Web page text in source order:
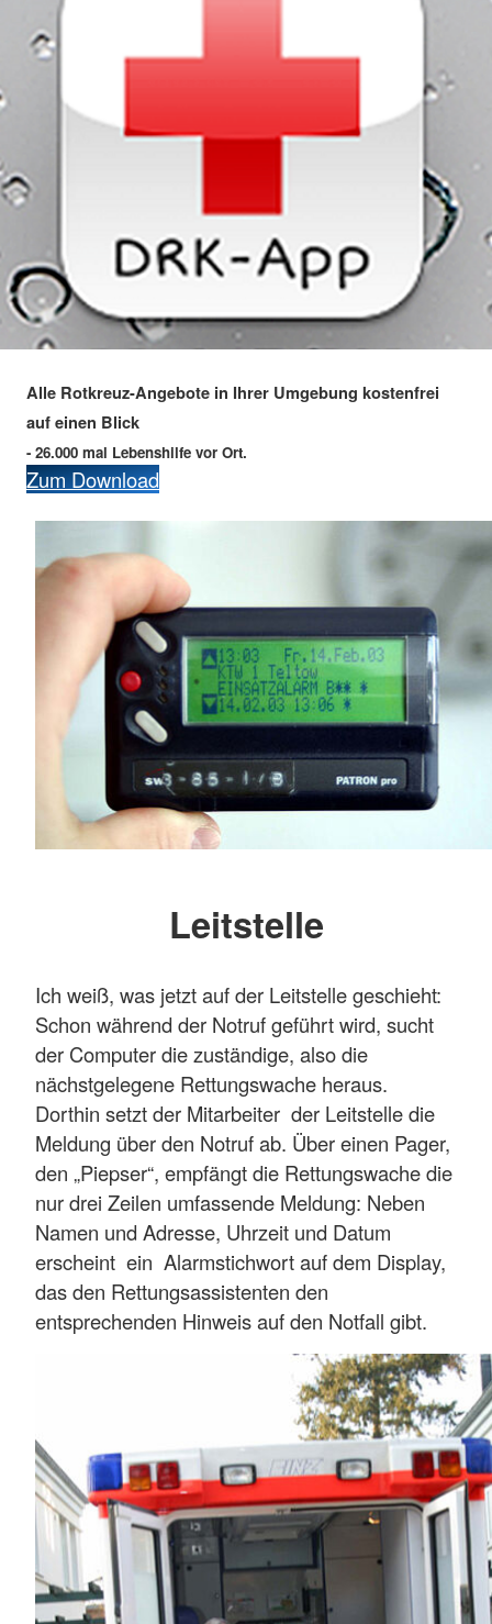
Alle Rotkreuz-Angebote in Ihrer Umgebung kostenfrei
auf einen Blick
- 26.000 mal Lebenshilfe vor Ort.
Zum Download
Leitstelle
Ich weiß, was jetzt auf der Leitstelle geschieht:
Schon während der Notruf geführt wird, sucht
der Computer die zuständige, also die
nächstgelegene Rettungswache heraus.
Dorthin setzt der Mitarbeiter der Leitstelle die
Meldung über den Notruf ab. Über einen Pager,
den „Piepser“, empfängt die Rettungswache die
nur drei Zeilen umfassende Meldung: Neben
Namen und Adresse, Uhrzeit und Datum
erscheint ein Alarmstichwort auf dem Display,
das den Rettungsassistenten den
entsprechenden Hinweis auf den Notfall gibt.